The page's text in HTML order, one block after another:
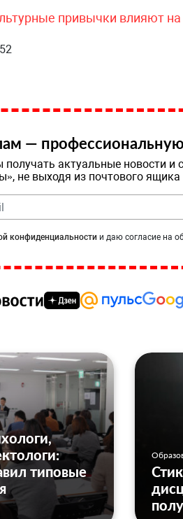
привычки влияют на
—
получать актуальные новости и
не выходя из почтового ящика
конфиденциальности и даю согласие на
типовые